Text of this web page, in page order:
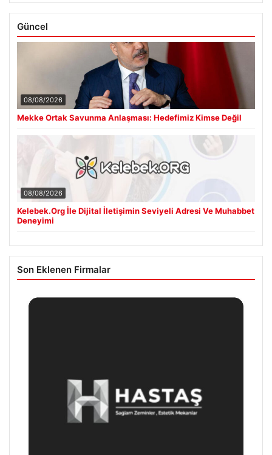
Güncel
08/08/2026
Mekke Ortak Savunma Anlaşması: Hedefimiz Kimse Değil
08/08/2026
Kelebek.Org İle Dijital İletişimin Seviyeli Adresi Ve Muhabbet
Deneyimi
Son Eklenen Firmalar